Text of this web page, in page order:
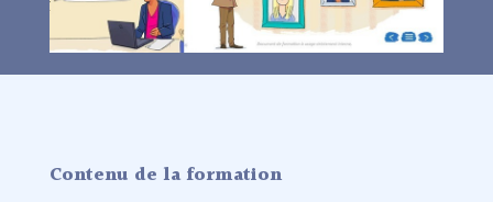
Contenu de la formation